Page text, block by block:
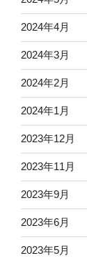
2024年4月
2024年3月
2024年2月
2024年1月
2023年12月
2023年11月
2023年9月
2023年6月
2023年5月